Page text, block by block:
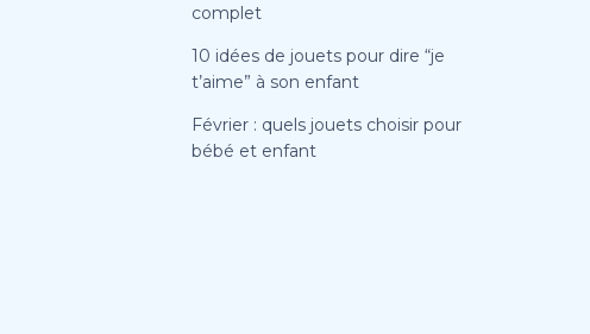
complet
10 idées de jouets pour dire “je
t’aime” à son enfant
Février : quels jouets choisir pour
bébé et enfant